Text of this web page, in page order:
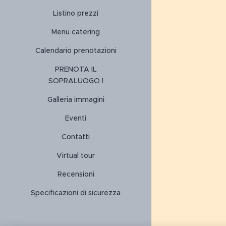
Listino prezzi
Menu catering
Calendario prenotazioni
PRENOTA IL
SOPRALUOGO !
Galleria immagini
Eventi
Contatti
Virtual tour
Recensioni
Specificazioni di sicurezza